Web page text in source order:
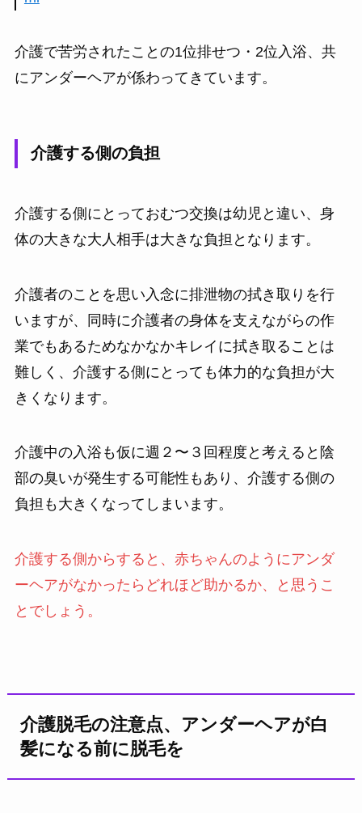
介護で苦労されたことの1位排せつ・2位入浴、共
にアンダーヘアが係わってきています。
介護する側の負担
介護する側にとっておむつ交換は幼児と違い、身
体の大きな大人相手は大きな負担となります。
介護者のことを思い入念に排泄物の拭き取りを行
いますが、同時に介護者の身体を支えながらの作
業でもあるためなかなかキレイに拭き取ることは
難しく、介護する側にとっても体力的な負担が大
きくなります。
介護中の入浴も仮に週２〜３回程度と考えると陰
部の臭いが発生する可能性もあり、介護する側の
負担も大きくなってしまいます。
介護する側からすると、赤ちゃんのようにアンダ
ーヘアがなかったらどれほど助かるか、と思うこ
とでしょう。
介護脱毛の注意点、アンダーヘアが白
髪になる前に脱毛を